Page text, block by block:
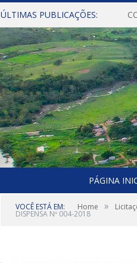
ÚLTIMAS PUBLICAÇÕES:
PÁGINA
VOCÊ ESTÁ EM: Home »
DISPENSA Nº 004-2018